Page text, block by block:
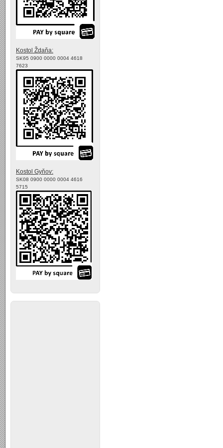
Kostol Ždaňa:
SK95 0900 0000 0004 4618
7623
Kostol Gyňov:
SK08 0900 0000 0004 4616
5715